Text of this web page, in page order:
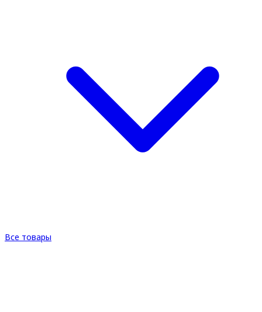
Все товары